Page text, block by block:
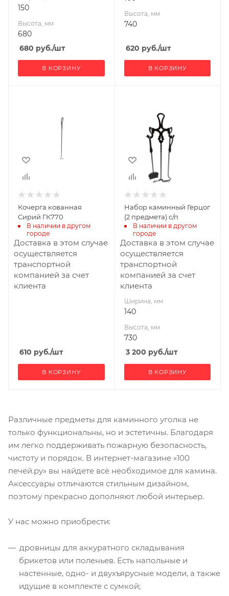
150
Высота, мм
680
680 руб./шт
В КОРЗИНУ
Высота, мм
740
620 руб./шт
В КОРЗИНУ
Кочерга кованная
Сирий ГК770
В наличии в другом
городе
Доставка в этом случае
осуществляется
транспортной
компанией за счет
клиента
610 руб./шт
В КОРЗИНУ
Высота, мм
Набор каминный Герцог
(2 предмета) с/п
В наличии в другом
городе
Доставка в этом случае
осуществляется
транспортной
компанией за счет
клиента
Ширина, мм
140
Высота, мм
730
3 200 руб./шт
В КОРЗИНУ
Различные предметы для каминного уголка не
только функциональны, но и эстетичны. Благодаря
им легко поддерживать пожарную безопасность,
чистоту и порядок. В интернет-магазине «100
печей.ру» вы найдете всё необходимое для камина.
Аксессуары отличаются стильным дизайном,
поэтому прекрасно дополняют любой интерьер.
У нас можно приобрести:
дровницы для аккуратного складывания
брикетов или поленьев. Есть напольные и
настенные, одно- и двухъярусные модели, а также
идущие в комплекте с сумкой;